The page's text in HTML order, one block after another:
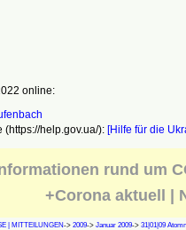
online:
(https://help.gov.ua/): [Hilfe für die
rund um
+Corona aktuell |
| MITTEILUNGEN-> 2009-> Januar 2009-> 31|01|09